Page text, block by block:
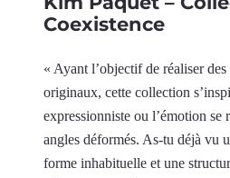
Coexistence
« Ayant l’objectif de réaliser
originaux, cette collection
expressionniste ou l’émotion se
angles déformés. As-tu déjà vu
forme inhabituelle et une